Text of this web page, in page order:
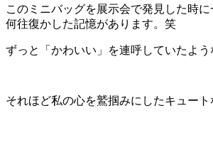
このミニバッグを展示会で発見した時
何往復かした記憶があります。笑
ずっと「かわいい」を連呼していたよ
それほど私の心を鷲掴みにしたキュート